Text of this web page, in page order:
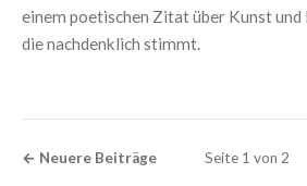
einem poetischen Zitat über Kunst
die nachdenklich stimmt.
← Neuere Beiträge Seite 1 von 2